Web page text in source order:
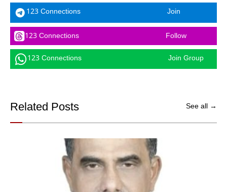
123 Connections Join
123 Connections Follow
123 Connections Join Group
Related Posts See all →